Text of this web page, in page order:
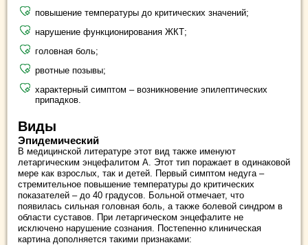
повышение температуры до критических значений;
нарушение функционирования ЖКТ;
головная боль;
рвотные позывы;
характерный симптом – возникновение эпилептических
припадков.
Виды
Эпидемический
В медицинской литературе этот вид также именуют
летаргическим энцефалитом А. Этот тип поражает в одинаковой
мере как взрослых, так и детей. Первый симптом недуга –
стремительное повышение температуры до критических
показателей – до 40 градусов. Больной отмечает, что
появилась сильная головная боль, а также болевой синдром в
области суставов. При летаргическом энцефалите не
исключено нарушение сознания. Постепенно клиническая
картина дополняется такими признаками: